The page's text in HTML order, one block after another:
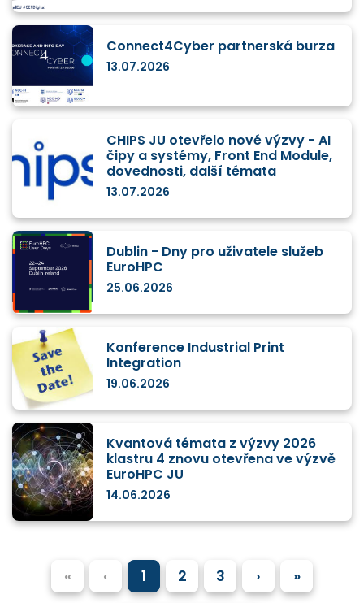
Connect4Cyber partnerská burza
13.07.2026
CHIPS JU otevřelo nové výzvy - AI
čipy a systémy, Front End Module,
dovednosti, další témata
13.07.2026
Dublin - Dny pro uživatele služeb
EuroHPC
25.06.2026
Konference Industrial Print
Integration
19.06.2026
Kvantová témata z výzvy 2026
klastru 4 znovu otevřena ve výzvě
EuroHPC JU
14.06.2026
« ‹ 1 2 3 › »